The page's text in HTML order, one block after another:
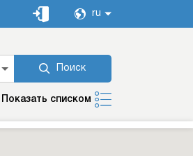
ru
Поиск
Показать списком